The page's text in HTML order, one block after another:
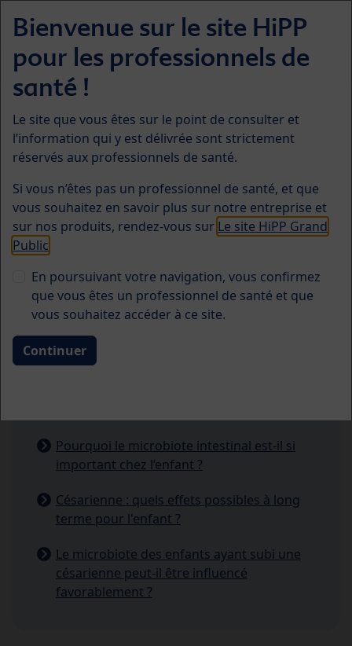
Menü
Le Microbiote
Des besoins exacerbés pour
les enfants nés par
césarienne
césarienne
Une césarienne peut sauver la vie, mais est-
elle toujours nécessaire ?
Pourquoi le microbiote intestinal est-il si
important chez l’enfant ?
Césarienne : quels effets possibles à long
terme pour l'enfant ?
Le microbiote des enfants ayant subi une
césarienne peut-il être influencé
favorablement ?
Bienvenue sur le site HiPP
pour les professionnels de
santé !
Le site que vous êtes sur le point de consulter et
l’information qui y est délivrée sont strictement
réservés aux professionnels de santé.
Si vous n’êtes pas un professionnel de santé, et que
vous souhaitez en savoir plus sur notre entreprise et
sur nos produits, rendez-vous sur Le site HiPP Grand
Public
En poursuivant votre navigation, vous confirmez
que vous êtes un professionnel de santé et que
vous souhaitez accéder à ce site.